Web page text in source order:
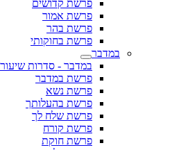
פרשת קדושים
פרשת אמור
פרשת בהר
פרשת בחוקותי
במדבר
במדבר - סדרות
פרשת במדבר
פרשת נשא
פרשת בהעלותך
פרשת שלח לך
פרשת קורח
פרשת חוקת